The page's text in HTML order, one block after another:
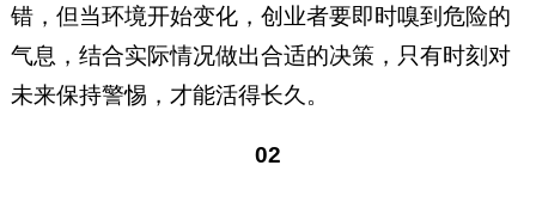
错，但当环境开始变化，创业者要即时嗅到危险的
气息，结合实际情况做出合适的决策，只有时刻对
未来保持警惕，才能活得长久。
02